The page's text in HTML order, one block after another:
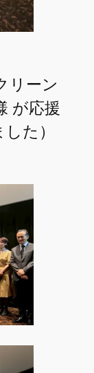
リーン
が応援
た）